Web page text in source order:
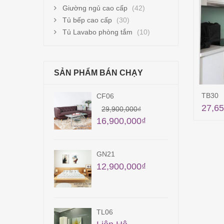
TB30
Giường ngủ cao cấp
(42)
Tủ bếp cao cấp
(30)
Tủ Lavabo phòng tắm
(10)
SẢN PHẨM BÁN CHẠY
CF06
29,900,000₫
16,900,000₫
GN21
12,900,000₫
TL06
TB06